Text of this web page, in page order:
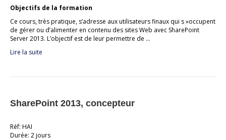
Objectifs de la formation
Ce cours, très pratique, s’adresse aux utilisateurs finaux qui s »occupent
de gérer ou d’alimenter en contenu des sites Web avec SharePoint
Server 2013. L’objectif est de leur permettre de …
Lire la suite
SharePoint 2013, concepteur
Réf: HAI
Durée: 2 jours